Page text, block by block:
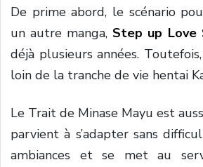
De prime abord, le scénario
un autre manga,Step up Love
déjà plusieurs années.
loin de la tranche de vie hentai
Le Trait de Minase Mayu est
parvient à s’adapter sans
ambiances et se met au